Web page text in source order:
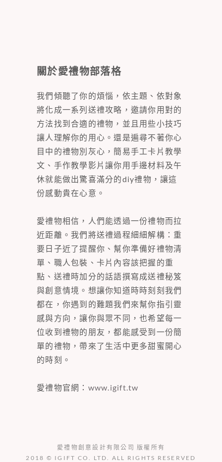
關於愛禮物部落格
我們傾聽了你的煩惱，依主題、依對象
將化成一系列送禮攻略，邀請你用對的
方法找到合適的禮物，並且用些小技巧
讓人理解你的用心。還是遍尋不著你心
目中的禮物別灰心，簡易手工卡片教學
文、手作教學影片讓你用手邊材料及午
休就能做出驚喜滿分的diy禮物，讓這
份感動貴在心意。
愛禮物相信，人們能透過一份禮物而拉
近距離。我們將送禮過程細細解構：重
要日子近了提醒你、幫你準備好禮物清
單、職人包裝、卡片內容該把握的重
點、送禮時加分的話語撰寫成送禮秘笈
與創意情境。想讓你知道時時刻刻我們
都在，你遇到的難題我們來幫你指引靈
感與方向，讓你與眾不同，也希望每一
位收到禮物的朋友，都能感受到一份簡
單的禮物，帶來了生活中更多甜蜜開心
的時刻。
愛禮物官網： www.igift.tw
愛禮物創意設計有限公司 版權所有
2018 © IGIFT CO. LTD. ALL RIGHTS RESERVED